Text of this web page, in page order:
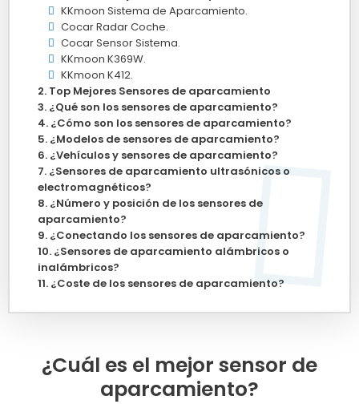
KKmoon Sistema de Aparcamiento.
Cocar Radar Coche.
Cocar Sensor Sistema.
KKmoon K369W.
KKmoon K412.
Top Mejores Sensores de aparcamiento
¿Qué son los sensores de aparcamiento?
¿Cómo son los sensores de aparcamiento?
¿Modelos de sensores de aparcamiento?
¿Vehículos y sensores de aparcamiento?
¿Sensores de aparcamiento ultrasónicos o
electromagnéticos?
¿Número y posición de los sensores de
aparcamiento?
¿Conectando los sensores de aparcamiento?
¿Sensores de aparcamiento alámbricos o
inalámbricos?
¿Coste de los sensores de aparcamiento?
¿Cuál es el mejor sensor de
aparcamiento?